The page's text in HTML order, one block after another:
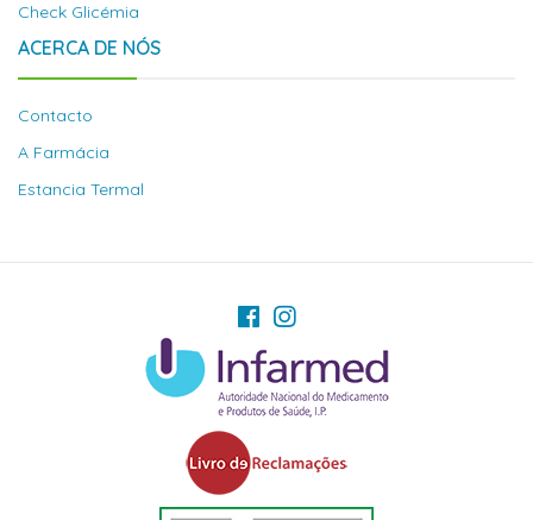
Check Glicémia
ACERCA DE NÓS
Contacto
A Farmácia
Estancia Termal